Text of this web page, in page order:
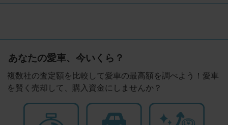
あなたの愛車、今いくら？
複数社の査定額を比較して愛車の最高額を調べよう！愛車
を賢く売却して、購入資金にしませんか？